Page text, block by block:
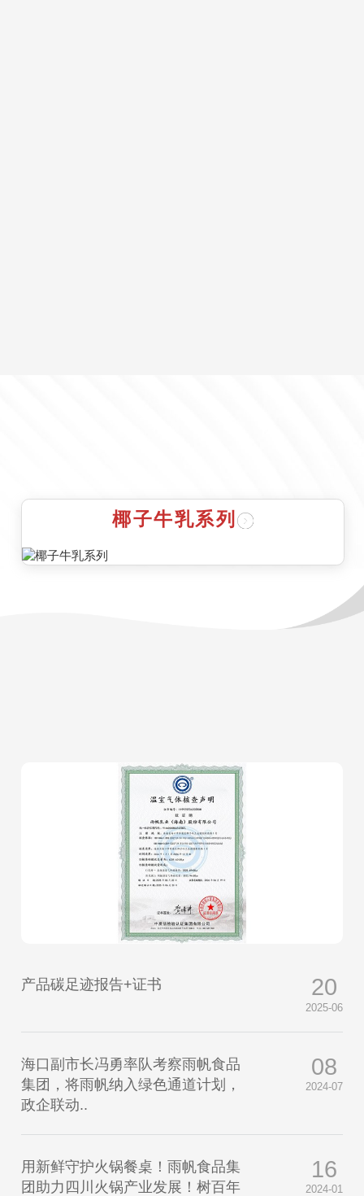
椰子牛乳系列
产品碳足迹报告+证书 20
2025-06
海口副市长冯勇率队考察雨帆食品
集团，将雨帆纳入绿色通道计划，
政企联动..
08
2024-07
用新鲜守护火锅餐桌！雨帆食品集
团助力四川火锅产业发展！树百年
16
2024-01